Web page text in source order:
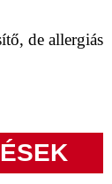
de allergiás